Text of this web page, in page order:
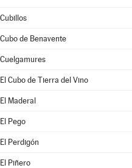
Cubillos
Cubo de Benavente
Cuelgamures
El Cubo de Tierra del Vino
El Maderal
El Pego
El Perdigón
El Piñero